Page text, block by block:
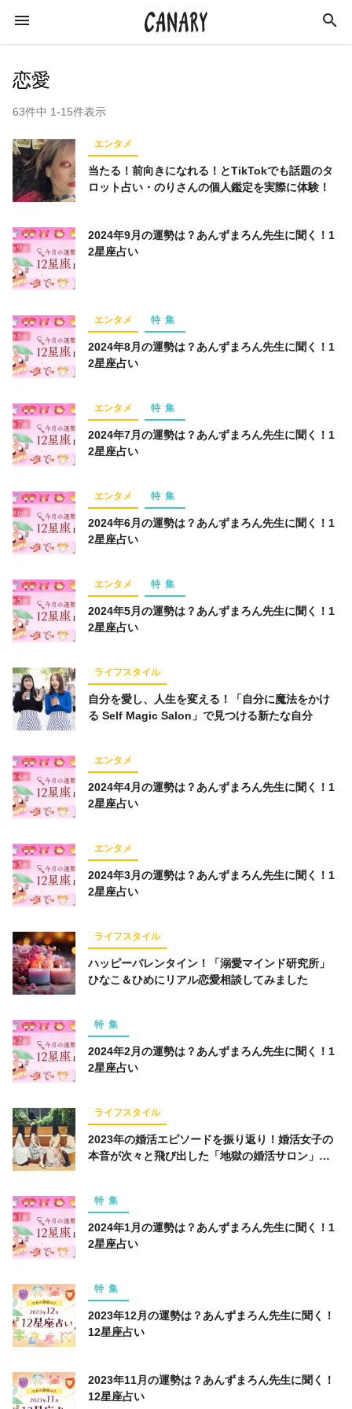
スキルアップ ビジネス 健康 特集
インタビュー
イベントレポート イベント
仕事術 スポーツ
ライフハック お金
コミュニティ オンラインサロン
スピリチュアル
グルメ
キーワード一覧
恋愛
63件中 1-15件表示
エンタメ
当たる！前向きになれる！とTikTokでも話題のタ
ロット占い・のりさんの個人鑑定を実際に体験！
2024年9月の運勢は？あんずまろん先生に聞く！1
2星座占い
エンタメ 特集
2024年8月の運勢は？あんずまろん先生に聞く！1
2星座占い
エンタメ 特集
2024年7月の運勢は？あんずまろん先生に聞く！1
2星座占い
エンタメ 特集
2024年6月の運勢は？あんずまろん先生に聞く！1
2星座占い
エンタメ 特集
2024年5月の運勢は？あんずまろん先生に聞く！1
2星座占い
ライフスタイル
自分を愛し、人生を変える！「自分に魔法をかけ
る Self Magic Salon」で見つける新たな自分
エンタメ
2024年4月の運勢は？あんずまろん先生に聞く！1
2星座占い
エンタメ
2024年3月の運勢は？あんずまろん先生に聞く！1
2星座占い
ライフスタイル
ハッピーバレンタイン！「溺愛マインド研究所」
ひなこ＆ひめにリアル恋愛相談してみました
特集
2024年2月の運勢は？あんずまろん先生に聞く！1
2星座占い
ライフスタイル
2023年の婚活エピソードを振り返り！婚活女子の
本音が次々と飛び出した「地獄の婚活サロン」座
特集
2024年1月の運勢は？あんずまろん先生に聞く！1
2星座占い
特集
2023年12月の運勢は？あんずまろん先生に聞く！
12星座占い
2023年11月の運勢は？あんずまろん先生に聞く！
12星座占い